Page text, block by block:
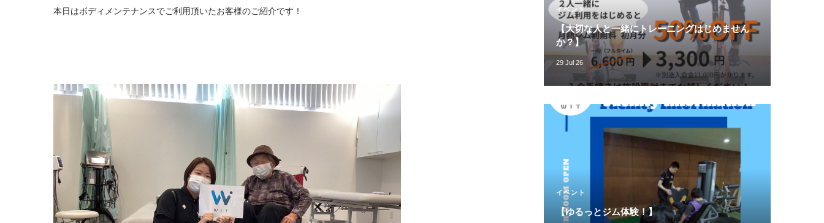
本日はボディメンテナンスでご利用頂いたお客様のご紹介です！ イベント
【大切な人と一緒にトレーニングはじめません
か？】
29 Jul 26
イベント
【ゆるっとジム体験！】